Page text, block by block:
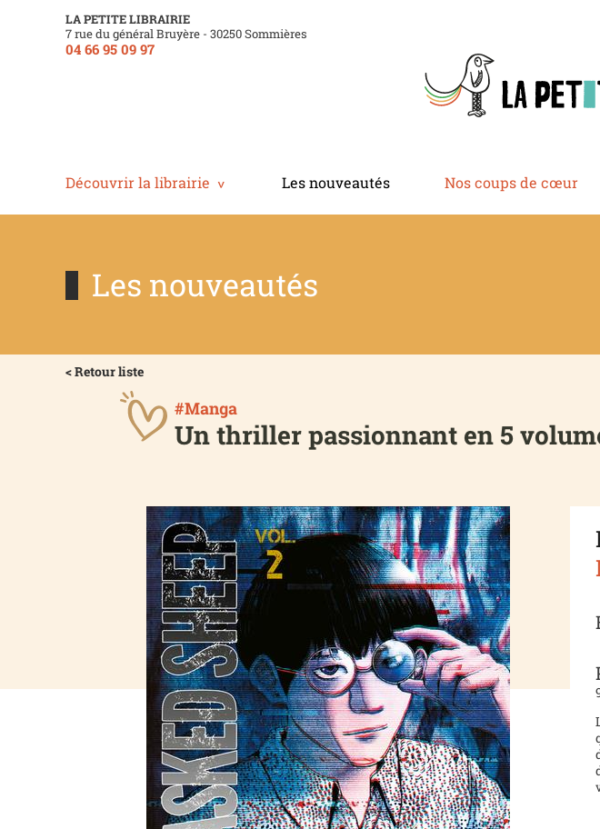
LA PETITE LIBRAIRIE
7 rue du général Bruyère - 30250 Sommières
04 66 95 09 97
Découvrir la librairie Les nouveautés Nos coups de cœur
Les nouveautés
< Retour liste
#Manga
Un thriller passionnant en 5